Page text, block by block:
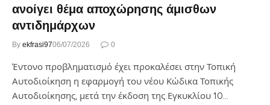
ανοίγει θέμα αποχώρησης άμισθων
αντιδημάρχων
By ekfrasi9706/07/2026 0
Έντονο προβληματισμό έχει προκαλέσει στην Τοπική
Αυτοδιοίκηση η εφαρμογή του νέου Κώδικα Τοπικής
Αυτοδιοίκησης, μετά την έκδοση της Εγκυκλίου 10…